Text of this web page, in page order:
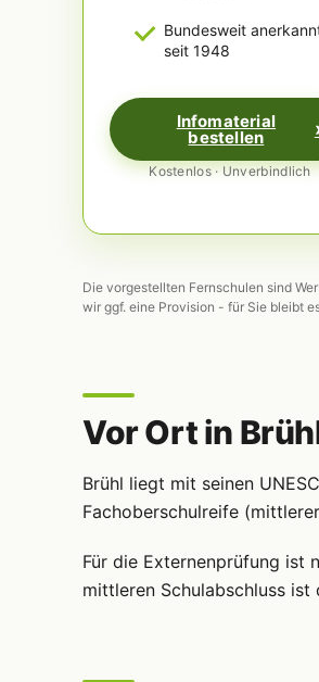
Bundesweit
seit 1948
Infomaterial
bestellen
Kostenlos · Unverbindlich
Die vorgestellten Fernschulen sind
wir ggf. eine Provision - für Sie bleibt
Vor Ort in
Brühl liegt mit seinen
Fachoberschulreife
Für die Externenprüfung ist
mittleren Schulabschluss ist